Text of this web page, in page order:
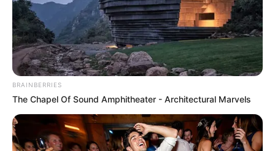
ΣΠΑΜΕ ΤΟ ΜΑΤΡΙΞ – ΤΟ ΒΙΒΛΙΟ
BRAINBERRIES
The Chapel Of Sound Amphitheater - Architectural Marvels